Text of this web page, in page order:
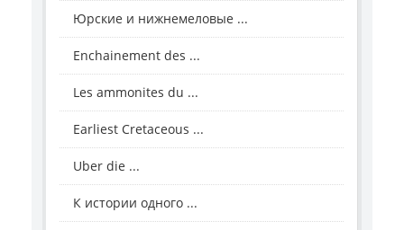
Юрские и нижнемеловые ...
Enchainement des ...
Les ammonites du ...
Earliest Cretaceous ...
Uber die ...
К истории одного ...